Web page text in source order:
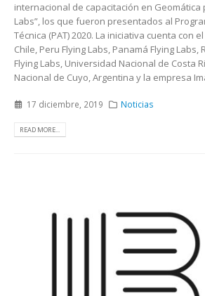
internacional de capacitación en Geomática
Labs”, los que fueron presentados al
Técnica (PAT) 2020. La iniciativa cuenta con
Chile, Peru Flying Labs, Panamá Flying Labs,
Flying Labs, Universidad Nacional de Costa
Nacional de Cuyo, Argentina y la empresa
17 diciembre, 2019 Noticias
READ MORE...